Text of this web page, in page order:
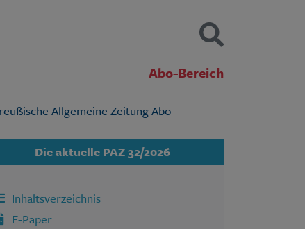
Abo-Bereich
Kontakt
Datenschutz
SUCHEN
Die aktuelle PAZ 32/2026
Inhaltsverzeichnis
E-Paper